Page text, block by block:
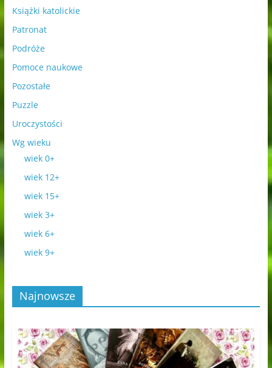
Książki katolickie
Patronat
Podróże
Pomoce naukowe
Pozostałe
Puzzle
Uroczystości
Wg wieku
wiek 0+
wiek 12+
wiek 15+
wiek 3+
wiek 6+
wiek 9+
Najnowsze